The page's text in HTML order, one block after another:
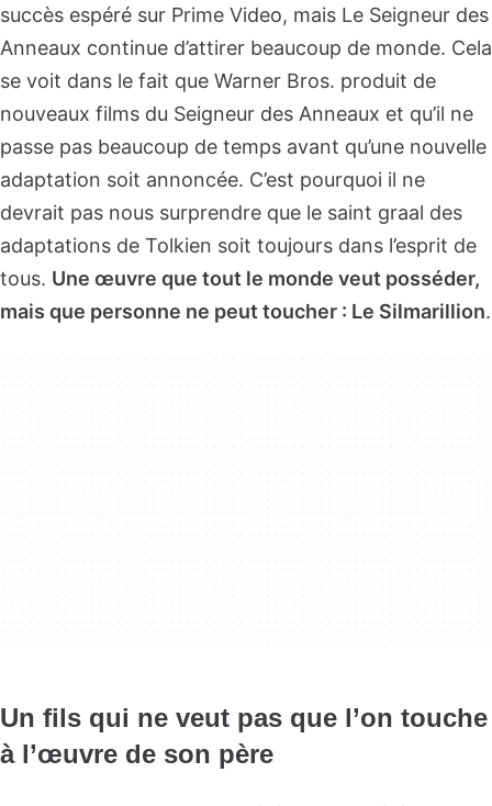
succès espéré sur Prime Video, mais Le Seigneur des
Anneaux continue d’attirer beaucoup de monde. Cela
se voit dans le fait que Warner Bros. produit de
nouveaux films du Seigneur des Anneaux et qu’il ne
passe pas beaucoup de temps avant qu’une nouvelle
adaptation soit annoncée. C’est pourquoi il ne
devrait pas nous surprendre que le saint graal des
adaptations de Tolkien soit toujours dans l’esprit de
tous. Une œuvre que tout le monde veut posséder,
mais que personne ne peut toucher : Le Silmarillion.
Un fils qui ne veut pas que l’on touche
à l’œuvre de son père